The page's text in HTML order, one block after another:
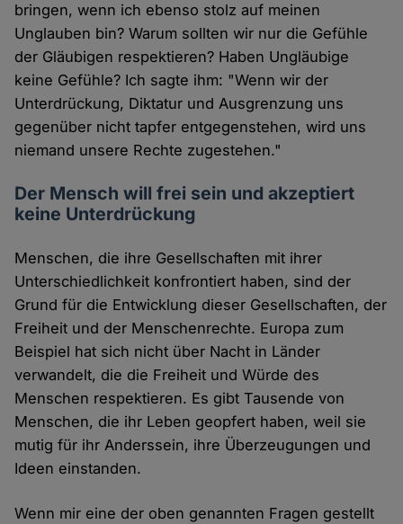
bringen, wenn ich ebenso stolz auf meinen
Unglauben bin? Warum sollten wir nur die Gefühle
der Gläubigen respektieren? Haben Ungläubige
keine Gefühle? Ich sagte ihm: "Wenn wir der
Unterdrückung, Diktatur und Ausgrenzung uns
gegenüber nicht tapfer entgegenstehen, wird uns
niemand unsere Rechte zugestehen."
Der Mensch will frei sein und akzeptiert
keine Unterdrückung
Menschen, die ihre Gesellschaften mit ihrer
Unterschiedlichkeit konfrontiert haben, sind der
Grund für die Entwicklung dieser Gesellschaften, der
Freiheit und der Menschenrechte. Europa zum
Beispiel hat sich nicht über Nacht in Länder
verwandelt, die die Freiheit und Würde des
Menschen respektieren. Es gibt Tausende von
Menschen, die ihr Leben geopfert haben, weil sie
mutig für ihr Anderssein, ihre Überzeugungen und
Ideen einstanden.
Wenn mir eine der oben genannten Fragen gestellt